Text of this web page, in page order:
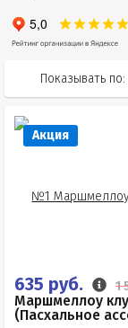
Показывать по:
Акция
635 руб. 1
Маршмеллоу
(Пасхальное